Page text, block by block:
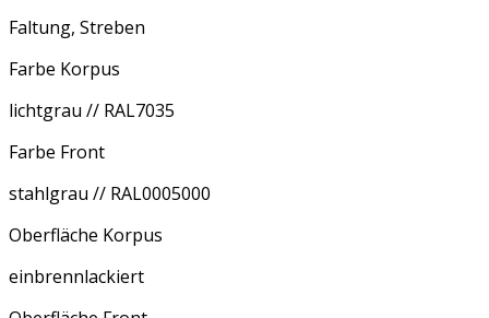
Faltung, Streben
Farbe Korpus
lichtgrau // RAL7035
Farbe Front
stahlgrau // RAL0005000
Oberfläche Korpus
einbrennlackiert